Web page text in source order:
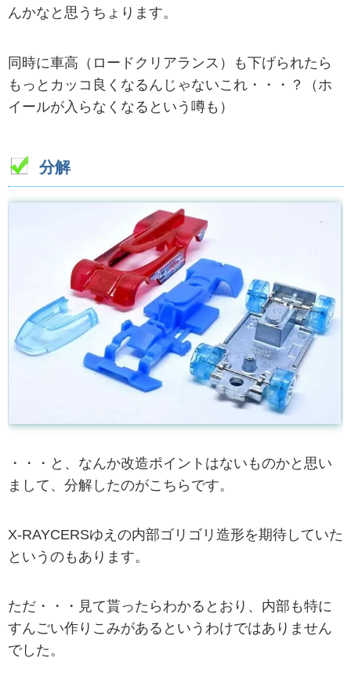
んかなと思うちょります。
同時に車高（ロードクリアランス）も下げられたら
もっとカッコ良くなるんじゃないこれ・・・？（ホ
イールが入らなくなるという噂も）
分解
・・・と、なんか改造ポイントはないものかと思い
まして、分解したのがこちらです。
X-RAYCERSゆえの内部ゴリゴリ造形を期待していた
というのもあります。
ただ・・・見て貰ったらわかるとおり、内部も特に
すんごい作りこみがあるというわけではありません
でした。